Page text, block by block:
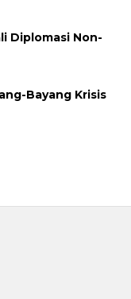
Diplomasi Non-
Bayang Krisis